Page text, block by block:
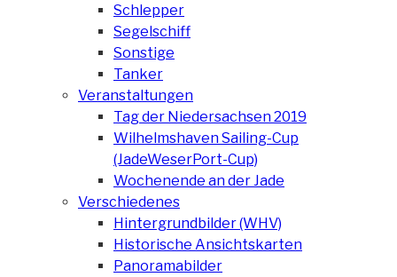
Schlepper
Segelschiff
Sonstige
Tanker
Veranstaltungen
Tag der Niedersachsen 2019
Wilhelmshaven Sailing-Cup
(JadeWeserPort-Cup)
Wochenende an der Jade
Verschiedenes
Hintergrundbilder (WHV)
Historische Ansichtskarten
Panoramabilder